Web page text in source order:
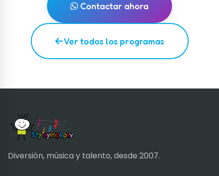
Contactar ahora
Ver todos los programas
Diversión, música y talento, desde 2007.